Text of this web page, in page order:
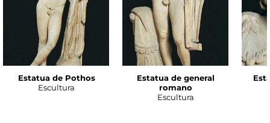
Estatua de Pothos
Escultura
Estatua de general
romano
Escultura